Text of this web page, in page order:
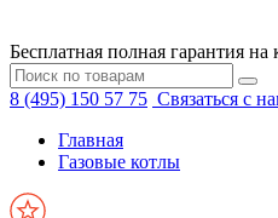
Бесплатная полная гарантия на
8 (495) 150 57 75 Связаться с
Главная
Газовые котлы